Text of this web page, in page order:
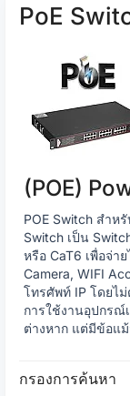
PoE
(POE)
POE Switch สำห
Switch เป็น
หรือ CaT6 เพื่อจ่า
Camera, WIFI
โทรศัพท์ IP โดยไ
การใช้งานอุปกรณ์
ต่างหาก แต่มีข้อแ
กรองการค้นหา